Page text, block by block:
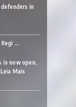
in
Regi …
is now open,
Leia Mais